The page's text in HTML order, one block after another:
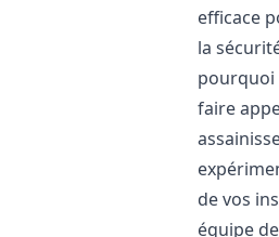
efficace
la
pourquoi
faire
de vos
équipe